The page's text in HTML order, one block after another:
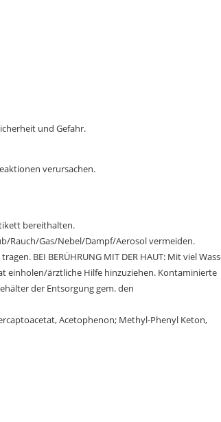
und Gefahr.
verursachen.
bereithalten.
Rauch/Gas/Nebel/Dampf/Aerosol vermeiden.
BEI BERÜHRUNG MIT DER HAUT: Mit viel
einholen/ärztliche Hilfe hinzuziehen. Kontaminierte
der Entsorgung gem. den
Acetophenon; Methyl-Phenyl Keton,